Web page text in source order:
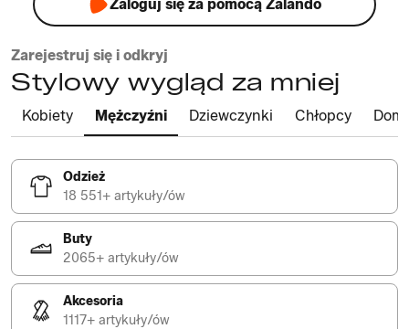
Zaloguj się za pomocą Zalando
Zarejestruj się i odkryj
Stylowy wygląd za mniej
Kobiety Mężczyźni Dziewczynki Chłopcy Dom
Odzież
18 551+ artykuły/ów
Buty
2065+ artykuły/ów
Akcesoria
1117+ artykuły/ów